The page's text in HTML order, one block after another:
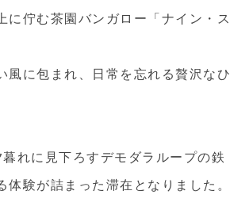
に佇む茶園バンガロー「ナイン・ス
に包まれ、日常を忘れる贅沢なひ
れに見下ろすデモダラループの鉄
験が詰まった滞在となりました。